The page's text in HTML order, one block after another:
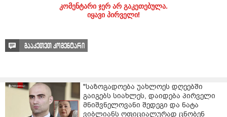
კომენტარი ჯერ არ გაკეთებულა.
იყავი პირველი!
გააკეთეთ კომენტარი
"საზოგადოება უახლოეს დღეებში
გაიგებს სიახლეს, დაიდება პირველი
მნიშვნელოვანი შედეგი და ნატა
ვიბლიანს ოფიციალურად ცნობენ